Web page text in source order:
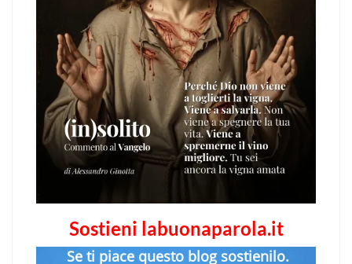
Sostieni labuonaparola.it
Se ti piace questo blog sostienilo.